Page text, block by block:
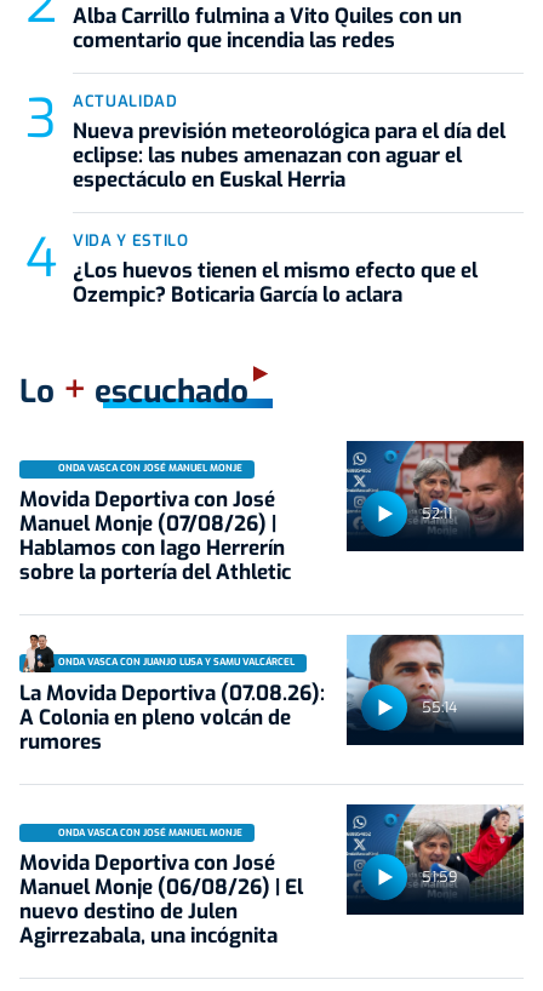
Alba Carrillo fulmina a Vito Quiles con un
comentario que incendia las redes
ACTUALIDAD
Nueva previsión meteorológica para el día del
eclipse: las nubes amenazan con aguar el
espectáculo en Euskal Herria
VIDA Y ESTILO
¿Los huevos tienen el mismo efecto que el
Ozempic? Boticaria García lo aclara
Lo + escuchado
52:11
ONDA VASCA CON JOSÉ MANUEL MONJE
Movida Deportiva con José
Manuel Monje (07/08/26) |
Hablamos con Iago Herrerín
sobre la portería del Athletic
55:14
ONDA VASCA CON JUANJO LUSA Y SAMU VALCÁRCEL
La Movida Deportiva (07.08.26):
A Colonia en pleno volcán de
rumores
51:59
ONDA VASCA CON JOSÉ MANUEL MONJE
Movida Deportiva con José
Manuel Monje (06/08/26) | El
nuevo destino de Julen
Agirrezabala, una incógnita